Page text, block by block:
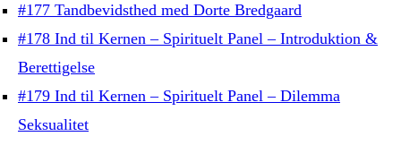
#177 Tandbevidsthed med Dorte Bredgaard
#178 Ind til Kernen – Spirituelt Panel – Introduktion &
Berettigelse
#179 Ind til Kernen – Spirituelt Panel – Dilemma
Seksualitet